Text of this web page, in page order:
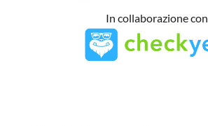
In collaborazione con